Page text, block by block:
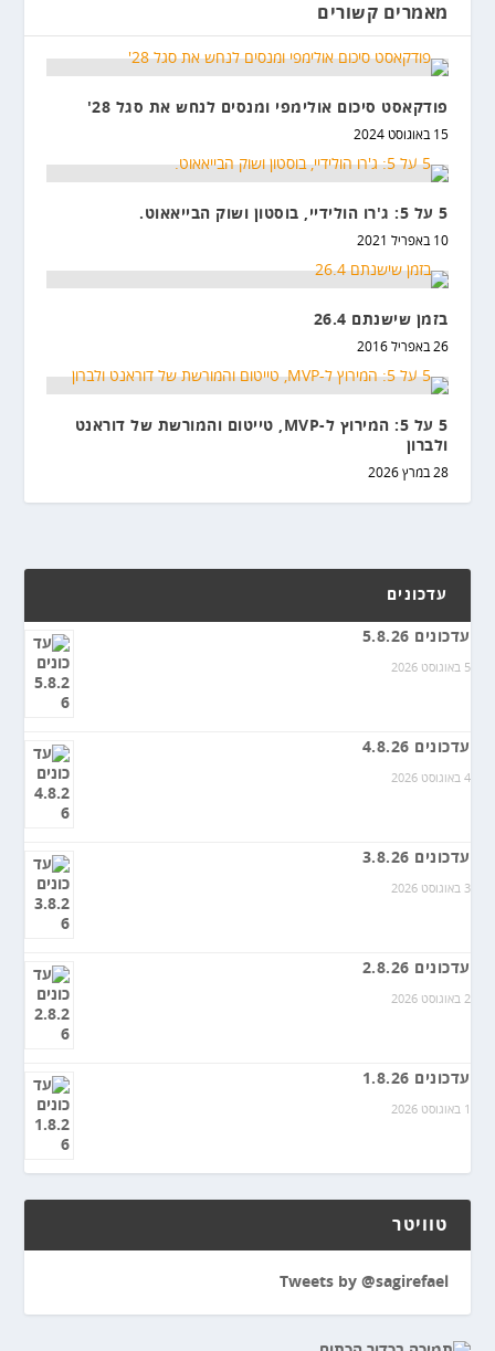
מאמרים קשורים
פודקאסט סיכום אולימפי ומנסים לנחש את סגל 28'
15 באוגוסט 2024
5 על 5: ג'רו הולידיי, בוסטון ושוק הבייאאוט.
10 באפריל 2021
בזמן שישנתם 26.4
26 באפריל 2016
5 על 5: המירוץ ל-MVP, טייטום והמורשת של דוראנט
ולברון
28 במרץ 2026
עדכונים
עדכונים 5.8.26
5 באוגוסט 2026
עדכונים 4.8.26
4 באוגוסט 2026
עדכונים 3.8.26
3 באוגוסט 2026
עדכונים 2.8.26
2 באוגוסט 2026
עדכונים 1.8.26
1 באוגוסט 2026
טוויטר
Tweets by @sagirefael